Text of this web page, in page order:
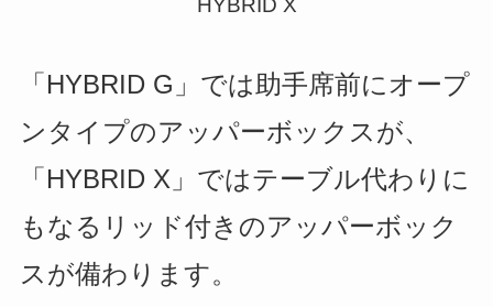
HYBRID X
「HYBRID G」では助手席前にオープ
ンタイプのアッパーボックスが、
「HYBRID X」ではテーブル代わりに
もなるリッド付き のアッパーボック
スが備わります。